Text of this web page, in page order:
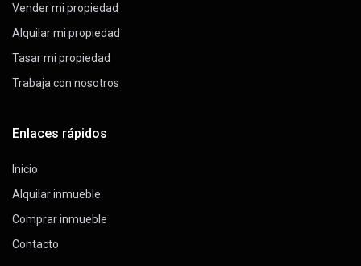
Vender mi propiedad
Alquilar mi propiedad
Tasar mi propiedad
Trabaja con nosotros
Enlaces rápidos
Inicio
Alquilar inmueble
Comprar inmueble
Contacto